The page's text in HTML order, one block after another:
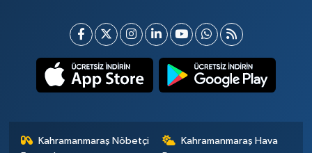
Kahramanmaraş Nöbetçi
Kahramanmaraş Hava